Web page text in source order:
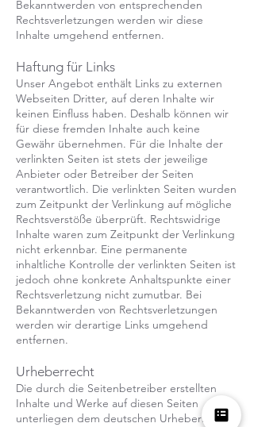
Bekanntwerden von entsprechenden
Rechtsverletzungen werden wir diese
Inhalte umgehend entfernen.
Haftung für Links
Unser Angebot enthält Links zu externen
Webseiten Dritter, auf deren Inhalte wir
keinen Einfluss haben. Deshalb können wir
für diese fremden Inhalte auch keine
Gewähr übernehmen. Für die Inhalte der
verlinkten Seiten ist stets der jeweilige
Anbieter oder Betreiber der Seiten
verantwortlich. Die verlinkten Seiten wurden
zum Zeitpunkt der Verlinkung auf mögliche
Rechtsverstöße überprüft. Rechtswidrige
Inhalte waren zum Zeitpunkt der Verlinkung
nicht erkennbar. Eine permanente
inhaltliche Kontrolle der verlinkten Seiten ist
jedoch ohne konkrete Anhaltspunkte einer
Rechtsverletzung nicht zumutbar. Bei
Bekanntwerden von Rechtsverletzungen
werden wir derartige Links umgehend
entfernen.
Urheberrecht
Die durch die Seitenbetreiber erstellten
Inhalte und Werke auf diesen Seiten
unterliegen dem deutschen Urheberrecht.